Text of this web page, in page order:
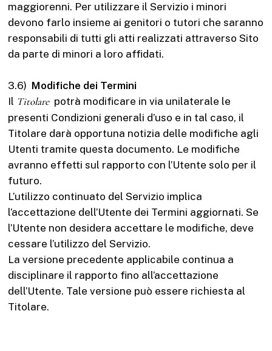
maggiorenni. Per utilizzare il Servizio i minori
devono farlo insieme ai genitori o tutori che saranno
responsabili di tutti gli atti realizzati attraverso Sito
da parte di minori a loro affidati.
3.6) Modifiche dei Termini
Il Titolarepotrà modificare in via unilaterale le
presenti Condizioni generali d’uso e in tal caso, il
Titolare darà opportuna notizia delle modifiche agli
Utenti tramite questa documento. Le modifiche
avranno effetti sul rapporto con l’Utente solo per il
futuro.
L’utilizzo continuato del Servizio implica
l’accettazione dell’Utente dei Termini aggiornati. Se
l’Utente non desidera accettare le modifiche, deve
cessare l’utilizzo del Servizio.
La versione precedente applicabile continua a
disciplinare il rapporto fino all’accettazione
dell’Utente. Tale versione può essere richiesta al
Titolare.